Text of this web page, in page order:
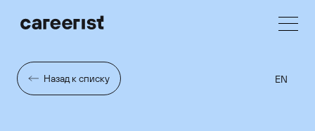
Назад к списку EN